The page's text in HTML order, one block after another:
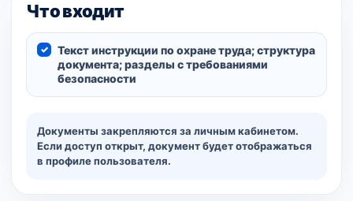
Что входит
Текст инструкции по охране труда; структура
документа; разделы с требованиями
безопасности
Документы закрепляются за личным кабинетом.
Если доступ открыт, документ будет отображаться
в профиле пользователя.